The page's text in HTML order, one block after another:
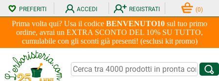
Prima volta qui? Usa il codice BENVENUTO10 sul tuo primo
ordine, avrai un EXTRA SCONTO DEL 10% SU TUTTO,
cumulabile con gli sconti già presenti! (esclusi kit promo)
PREFERITI ACCEDI REGISTRATI (0)